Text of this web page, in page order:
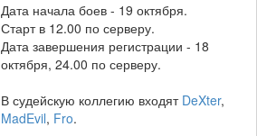
Дата начала боев - 19 октября.
Старт в 12.00 по серверу.
Дата завершения регистрации - 18
октября, 24.00 по серверу.
В судейскую коллегию входят DeXter,
MadEvil, Fro.